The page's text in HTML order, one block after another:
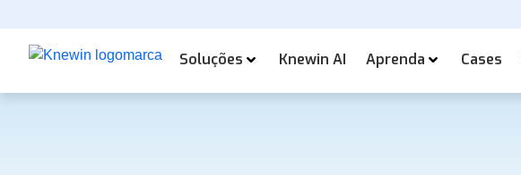
Soluções Knewin AI Aprenda Cases